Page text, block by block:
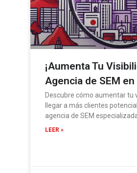
¡Aumenta Tu
Agencia de SEM en
Descubre cómo aumentar tu
llegar a más clientes
agencia de SEM
LEER »